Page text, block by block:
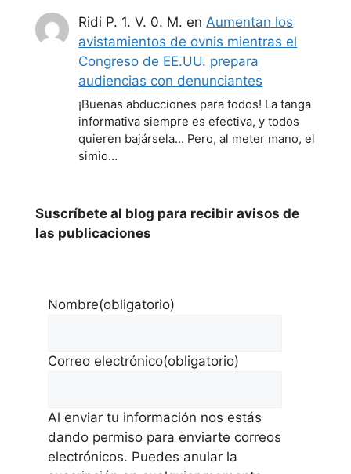
Ridi P. 1. V. 0. M. enAumentan los
avistamientos de ovnis mientras el
Congreso de EE.UU. prepara
audiencias con denunciantes
¡Buenas abducciones para todos! La tanga
informativa siempre es efectiva, y todos
quieren bajársela... Pero, al meter mano, el
simio…
Suscríbete al blog para recibir avisos de
las publicaciones
Nombre(obligatorio)
Correo electrónico(obligatorio)
Al enviar tu información nos estás
dando permiso para enviarte correos
electrónicos. Puedes anular la